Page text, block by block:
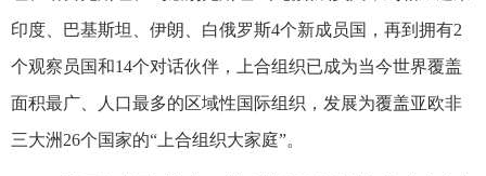
印度、巴基斯坦、伊朗、白俄罗斯4个新成员国，再到拥有2
个观察员国和14个对话伙伴，上合组织已成为当今世界覆盖
面积最广、人口最多的区域性国际组织，发展为覆盖亚欧非
三大洲26个国家的“上合组织大家庭”。